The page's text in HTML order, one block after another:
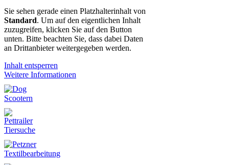
Sie sehen gerade einen Platzhalterinhalt von
Standard. Um auf den eigentlichen Inhalt
zuzugreifen, klicken Sie auf den Button
unten. Bitte beachten Sie, dass dabei Daten
an Drittanbieter weitergegeben werden.
Inhalt entsperren
Weitere Informationen